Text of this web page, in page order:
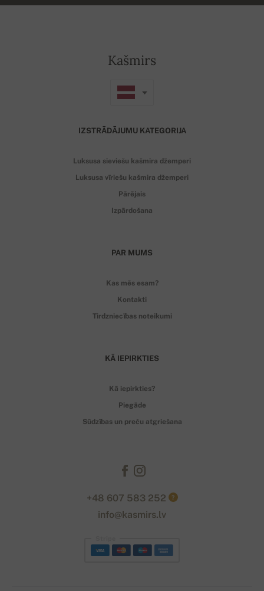
Kašmirs
IZSTRĀDĀJUMU KATEGORIJA
Luksusa sieviešu kašmira džemperi
Luksusa vīriešu kašmira džemperi
Pārējais
Izpārdošana
PAR MUMS
Kas mēs esam?
Kontakti
Tirdzniecības noteikumi
KĀ IEPIRKTIES
Kā iepirkties?
Piegāde
Sūdzības un preču atgriešana
+48 607 583 252 ?
info@kasmirs.lv